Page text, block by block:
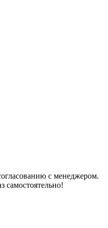
с менеджером.
самостоятельно!